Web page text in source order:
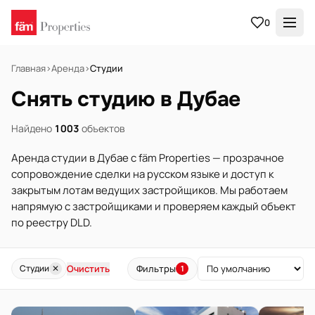
0
Главная›Аренда›Студии
Снять студию в Дубае
Найдено 1003 объектов
Аренда студии в Дубае с fäm Properties — прозрачное
сопровождение сделки на русском языке и доступ к
закрытым лотам ведущих застройщиков. Мы работаем
напрямую с застройщиками и проверяем каждый объект
по реестру DLD.
Студии ✕ Очистить Фильтры 1